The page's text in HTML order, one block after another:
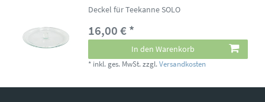
Deckel für Teekanne SOLO
16,00 € *
In den Warenkorb
* inkl. ges. MwSt. zzgl.Versandkosten